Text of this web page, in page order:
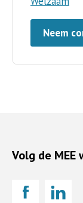
Neem
Volg de MEE